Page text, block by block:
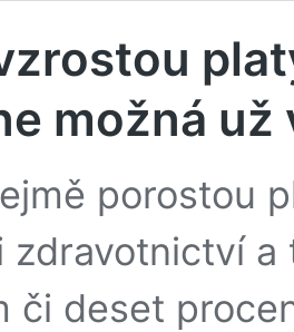
možná už
porostou
zdravotnictví
či deset